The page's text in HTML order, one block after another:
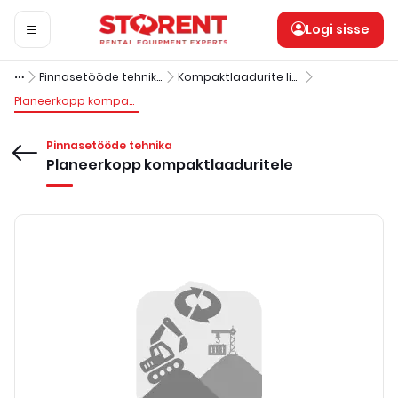
Logi sisse
Pinnasetööde tehnika
Kompaktlaadurite lisavarustus
Planeerkopp kompaktlaaduritele
Pinnasetööde tehnika
Planeerkopp kompaktlaaduritele